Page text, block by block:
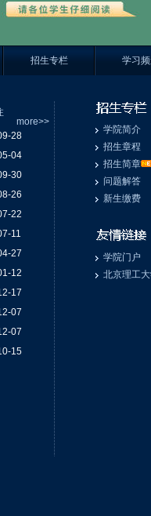
招生专栏 学习
more>>
28
04
30
26
22
11
27
12
17
07
07
15
学院简介
招生章程
招生简章
问题解答
新生缴费
学院门户
北京理工